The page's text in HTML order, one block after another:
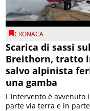
CRONACA
Scarica di sassi sul
Breithorn, tratto
salvo alpinista
una gamba
L'intervento è avvenuto
parte via terra e in